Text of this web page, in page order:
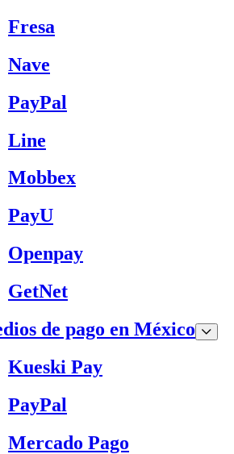
Fresa
Nave
PayPal
Line
Mobbex
PayU
Openpay
GetNet
de pago en México
Kueski Pay
PayPal
Mercado Pago